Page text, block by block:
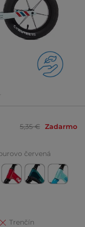
5,35 € Zadarmo
červená
Trenčín